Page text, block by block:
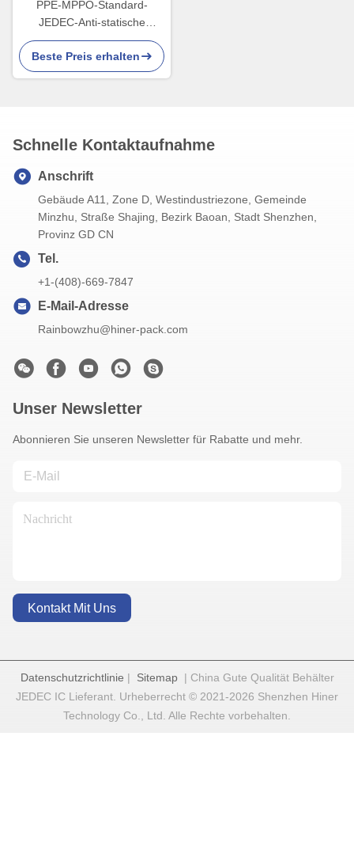
PPE-MPPO-Standard-
JEDEC-Anti-statische
Schachtel, die das manuelle
Pflücken vermeidet
Beste Preis erhalten
Schnelle Kontaktaufnahme
Anschrift
Gebäude A11, Zone D, Westindustriezone, Gemeinde
Minzhu, Straße Shajing, Bezirk Baoan, Stadt Shenzhen,
Provinz GD CN
Tel.
+1-(408)-669-7847
E-Mail-Adresse
Rainbowzhu@hiner-pack.com
Unser Newsletter
Abonnieren Sie unseren Newsletter für Rabatte und mehr.
Kontakt Mit Uns
Datenschutzrichtlinie | Sitemap| China Gute Qualität Behälter
JEDEC IC Lieferant. Urheberrecht © 2021-2026 Shenzhen Hiner
Technology Co., Ltd. Alle Rechte vorbehalten.